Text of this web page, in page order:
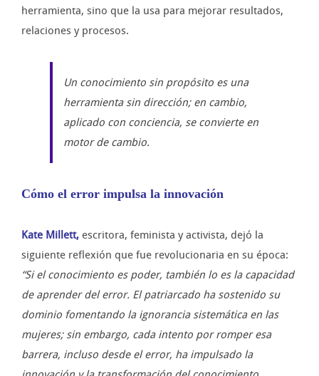
herramienta, sino que la usa para mejorar resultados,
relaciones y procesos.
Un conocimiento sin propósito es una
herramienta sin dirección; en cambio,
aplicado con conciencia, se convierte en
motor de cambio.
Cómo el error impulsa la innovación
Kate Millett, escritora, feminista y activista, dejó la
siguiente reflexión que fue revolucionaria en su época:
“Si el conocimiento es poder, también lo es la capacidad
de aprender del error. El patriarcado ha sostenido su
dominio fomentando la ignorancia sistemática en las
mujeres; sin embargo, cada intento por romper esa
barrera, incluso desde el error, ha impulsado la